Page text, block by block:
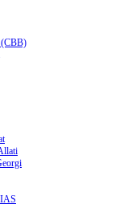
(CBB)